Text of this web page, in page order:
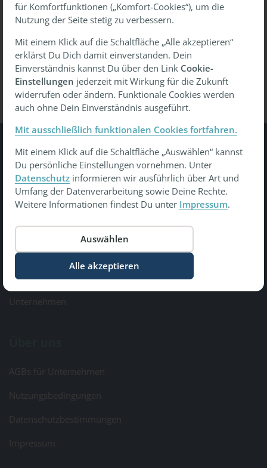
Mit einmaligem Link anmelden
Passwort vergessen?Wiederherstellen
Gesundheit Bewegt
Tu was - gesund leben, gesund arbeiten, gesund älter
werden
All Rights Reserved
Informationen
Kontakt & Feedback
Unternehmen
AGBs für Unternehmen
Nutzungsbedingungen
Datenschutzbestimmungen
Impressum
für Komfortfunktionen („Komfort-Cookies“), um die
Nutzung der Seite stetig zu verbessern.
Mit einem Klick auf die Schaltfläche „Alle akzeptieren“
erklärst Du Dich damit einverstanden. Dein
Einverständnis kannst Du über den Link Cookie-
Einstellungen jederzeit mit Wirkung für die Zukunft
widerrufen oder ändern. Funktionale Cookies werden
auch ohne Dein Einverständnis ausgeführt.
Mit ausschließlich funktionalen Cookies fortfahren.
Mit einem Klick auf die Schaltfläche „Auswählen“ kannst
Du persönliche Einstellungen vornehmen. Unter
Datenschutz informieren wir ausführlich über Art und
Umfang der Datenverarbeitung sowie Deine Rechte.
Weitere Informationen findest Du unter Impressum.